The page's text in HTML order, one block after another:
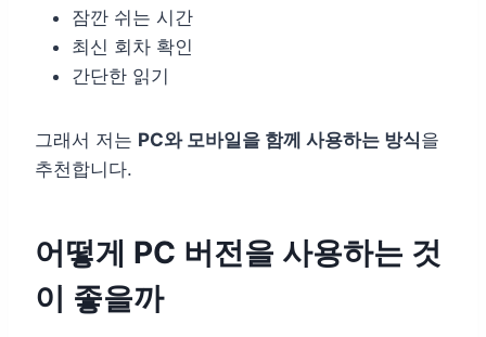
잠깐 쉬는 시간
최신 회차 확인
간단한 읽기
그래서 저는 PC와 모바일을 함께 사용하는 방식을
추천합니다.
어떻게 PC 버전을 사용하는 것
이 좋을까